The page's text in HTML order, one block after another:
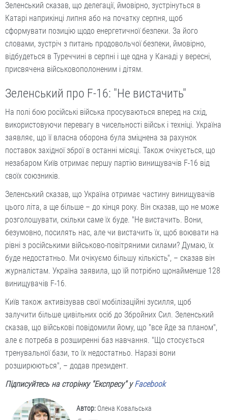
Зеленський сказав, що делегації, ймовірно, зустрінуться в
Катарі наприкінці липня або на початку серпня, щоб
сформувати позицію щодо енергетичної безпеки. За його
словами, зустріч з питань продовольчої безпеки, ймовірно,
відбудеться в Туреччині в серпні і ще одна у Канаді у вересні,
присвячена військовополоненим і дітям.
Зеленський про F-16: "Не вистачить"
На полі бою російські війська просуваються вперед на схід,
використовуючи перевагу в чисельності військ і техніці. Україна
заявляє, що її власна оборона була зміцнена за рахунок
поставок західної зброї в останні місяці. Також очікується, що
незабаром Київ отримає першу партію винищувачів F-16 від
своїх союзників.
Зеленський сказав, що Україна отримає частину винищувачів
цього літа, а ще більше – до кінця року. Він сказав, що не може
розголошувати, скільки саме їх буде. "Не вистачить. Вони,
безумовно, посилять нас, але чи вистачить їх, щоб воювати на
рівні з російськими військово-повітряними силами? Думаю, їх
буде недостатньо. Ми очікуємо більшу кількість", – сказав він
журналістам. Україна заявила, що їй потрібно щонайменше 128
винищувачів F-16.
Київ також активізував свої мобілізаційні зусилля, щоб
залучити більше цивільних осіб до Збройних Сил. Зеленський
сказав, що військові повідомили йому, що "все йде за планом",
але є потреба в розширенні баз навчання. "Що стосується
тренувальної бази, то їх недостатньо. Наразі вони
розширюються", – додав президент.
Підписуйтесь на сторінку "Експресу" уFacebook
Автор: Олена Ковальська